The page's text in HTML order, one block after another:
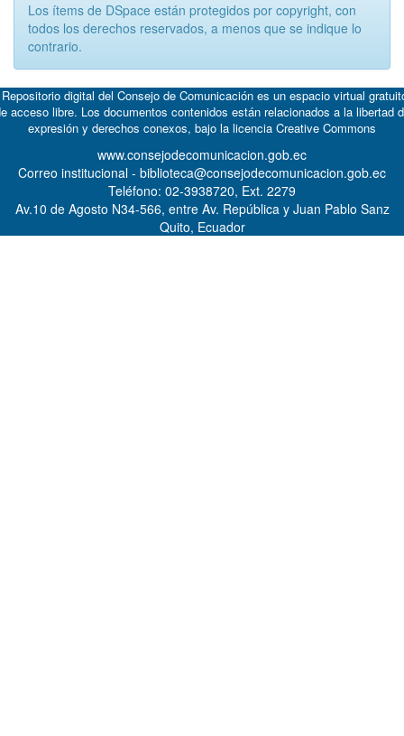
Los ítems de DSpace están protegidos por copyright, con
todos los derechos reservados, a menos que se indique lo
contrario.
digital del Consejo de Comunicación es un espacio virtual
acceso libre. Los documentos contenidos están relacionados a la libertad
expresión y derechos conexos, bajo la licencia Creative Commons
www.consejodecomunicacion.gob.ec
Correo institucional - biblioteca@consejodecomunicacion.gob.ec
Teléfono: 02-3938720, Ext. 2279
Av.10 de Agosto N34-566, entre Av. República y Juan Pablo Sanz
Quito, Ecuador